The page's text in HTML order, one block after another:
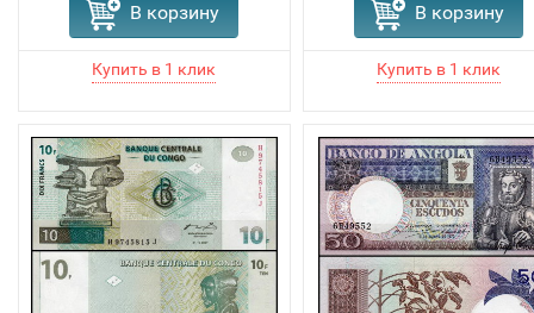
В корзину В корзину